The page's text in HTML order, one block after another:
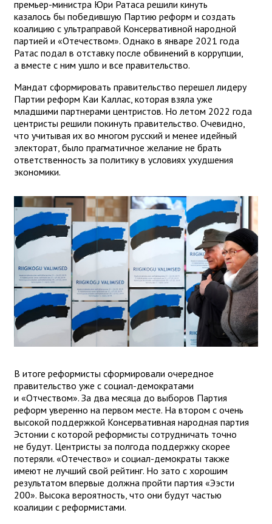
премьер-министра Юри Ратаса решили кинуть
казалось бы победившую Партию реформ и создать
коалицию с ультраправой Консервативной народной
партией и «Отечеством». Однако в январе 2021 года
Ратас подал в отставку после обвинений в коррупции,
а вместе с ним ушло и все правительство.
Мандат сформировать правительство перешел лидеру
Партии реформ Каи Каллас, которая взяла уже
младшими партнерами центристов. Но летом 2022 года
центристы решили покинуть правительство. Очевидно,
что учитывая их во многом русский и менее идейный
электорат, было прагматичное желание не брать
ответственность за политику в условиях ухудшения
экономики.
В итоге реформисты сформировали очередное
правительство уже с социал-демократами
и «Отчеством». За два месяца до выборов Партия
реформ уверенно на первом месте. На втором с очень
высокой поддержкой Консервативная народная партия
Эстонии с которой реформисты сотрудничать точно
не будут. Центристы за полгода поддержку скорее
потеряли. «Отечество» и социал-демократы также
имеют не лучший свой рейтинг. Но зато с хорошим
результатом впервые должна пройти партия «Ээсти
200». Высока вероятность, что они будут частью
коалиции с реформистами.